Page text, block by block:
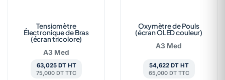
Tensiomètre
Électronique de Bras
(écran tricolore)
A3 Med
63,025 DT HT
75,000 DT TTC
Oxymètre de Pouls
(écran OLED couleur)
A3 Med
54,622 DT HT
65,000 DT TTC